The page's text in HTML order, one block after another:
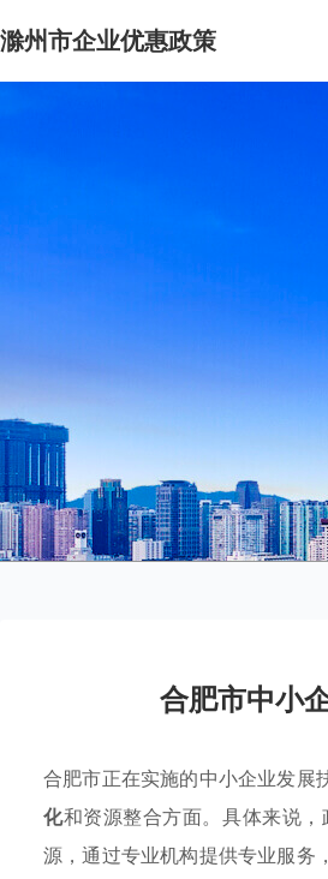
滁州市企业优惠政策
合肥市中小
合肥市正在实施的中小企业发展
化和资源整合方面。具体来说
源，通过专业机构提供专业服务